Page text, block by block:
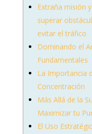
Extraña misión
superar
evitar el tráfico
Dominando el
Fundamentales
La Importancia
Concentración
Más Allá de la
Maximizar tu
El Uso